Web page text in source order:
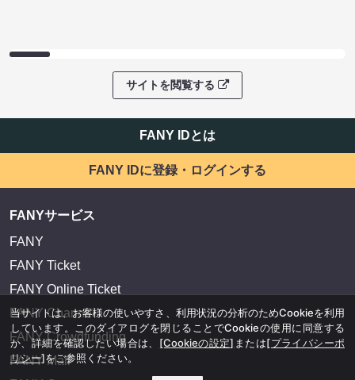
サイトを閲覧する
FANY IDとは
FANY IDに登録・ログインする
FANYサービス
FANY
FANY Ticket
FANY Online Ticket
FANY Channel
FANY Crowdfunding
FANY Mall
当サイトは、お客様の使いやすさ、利用状況の分析のためCookieを利用
しています。このダイアログを閉じることでCookieの使用に同意する
か、詳細を確認したい場合は、 [Cookieの設定] または[プライバシーポ
リシー]をご参照ください。